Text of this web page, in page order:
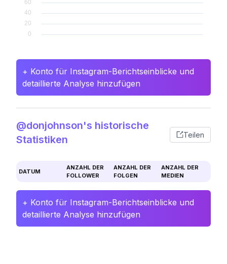
+ Konto für Instagram-Berichtseinblicke und
detaillierte Analyse hinzufügen
@donjohnson's historische
Statistiken
Teilen
DATUM
ANZAHL DER
FOLLOWER
ANZAHL DER
FOLGEN
ANZAHL DER
MEDIEN
+ Konto für Instagram-Berichtseinblicke und
detaillierte Analyse hinzufügen